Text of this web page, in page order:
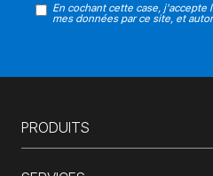
En cochant cette case,
mes données par ce site, et
PRODUITS